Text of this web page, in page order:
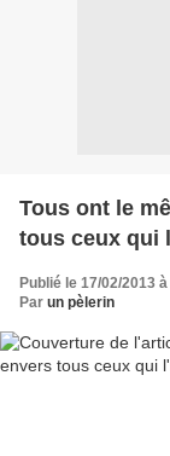
Tous ont le
tous ceux qui
Publié le 17/02/2013
Par un pèlerin